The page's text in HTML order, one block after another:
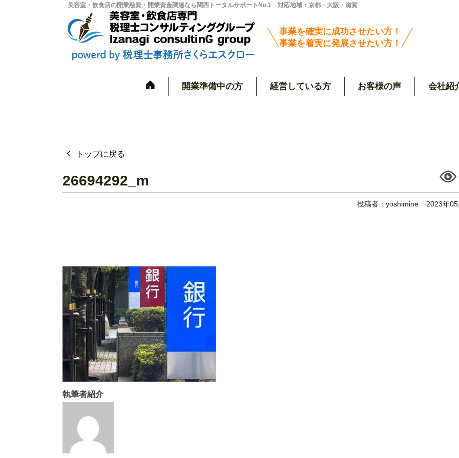
美容室・飲食店の開業融資・開業資金調達なら関西トータルサポートNo.1 対応地域：京都・大阪・滋賀
事業を確実に成功させたい方！
事業を着実に発展させたい方！
開業準備中の方 経営している方 お客様の声 会社紹
トップに戻る
26694292_m
投稿者：yoshimine 2023年
執筆者紹介